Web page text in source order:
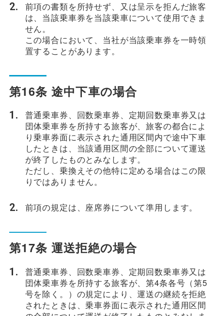
前項の書類を所持せず、又は呈示を拒んだ旅客
は、当該乗車券を当該乗車について使用できま
せん。
この場合において、当社が当該乗車券を一時領
置することがあります。
第16条 途中下車の場合
普通乗車券、回数乗車券、定期回数乗車券又は
団体乗車券を所持する旅客が、旅客の都合によ
り乗車券面に表示された通用区間内で途中下車
したときは、当該通用区間の全部について運送
が終了したものとみなします。
ただし、乗換えその他特に定める場合はこの限
りではありません。
前項の規定は、座席券について準用します。
第17条 運送拒絶の場合
普通乗車券、回数乗車券、定期回数乗車券又は
団体乗車券を所持する旅客が、第4条各号（第5
号を除く。）の規定により、運送の継続を拒絶
されたときは、乗車券面に表示された通用区間